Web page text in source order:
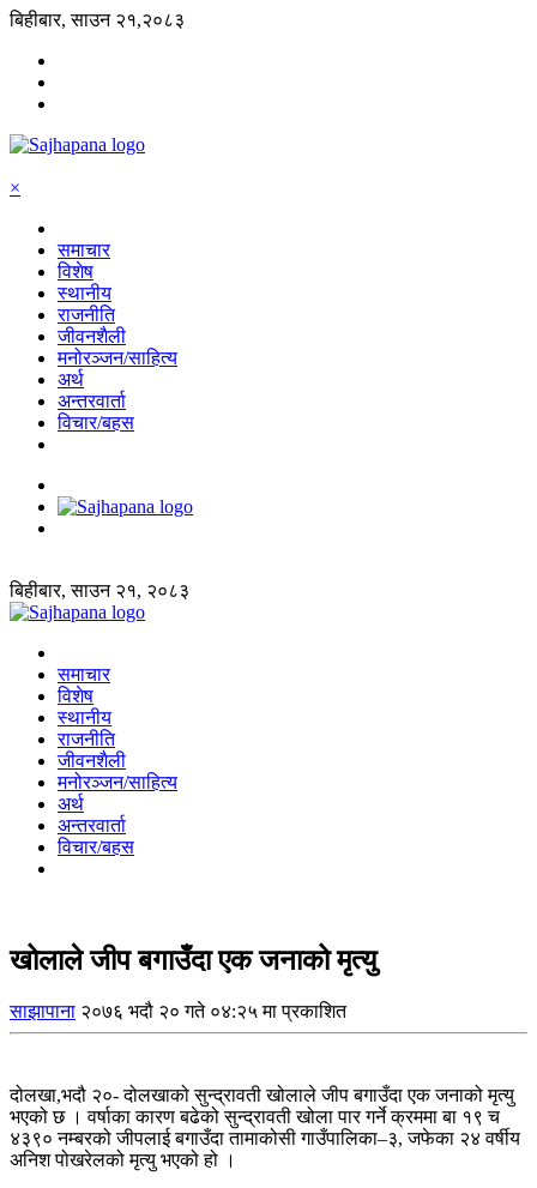
बिहीबार, साउन २१,२०८३
×
समाचार
विशेष
स्थानीय
राजनीति
जीवनशैली
मनोरञ्जन/साहित्य
अर्थ
अन्तरवार्ता
विचार/बहस
बिहीबार, साउन २१, २०८३
समाचार
विशेष
स्थानीय
राजनीति
जीवनशैली
मनोरञ्जन/साहित्य
अर्थ
अन्तरवार्ता
विचार/बहस
खोलाले जीप बगाउँदा एक जनाको मृत्यु
साझापाना २०७६ भदौ २० गते ०४:२५ मा प्रकाशित
दोलखा,भदौ २०- दोलखाको सुन्द्रावती खोलाले जीप बगाउँदा एक जनाको मृत्यु
भएको छ । वर्षाका कारण बढेको सुन्द्रावती खोला पार गर्ने क्रममा बा १९ च
४३९० नम्बरको जीपलाई बगाउँदा तामाकोसी गाउँपालिका–३, जफेका २४ वर्षीय
अनिश पोखरेलको मृत्यु भएको हो ।